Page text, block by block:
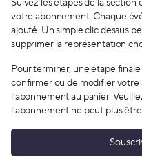
Suivez les étapes de la
votre abonnement. Chaque
ajouté. Un simple clic dessus
supprimer la représentation
Pour terminer, une étape
confirmer ou de modifier votre
l'abonnement au panier.
l'abonnement ne peut plus